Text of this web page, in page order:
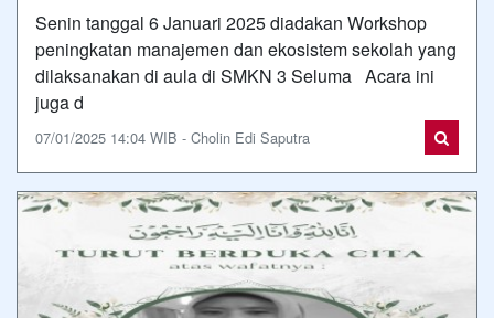
Senin tanggal 6 Januari 2025 diadakan Workshop
peningkatan manajemen dan ekosistem sekolah yang
dilaksanakan di aula di SMKN 3 Seluma Acara ini
juga d
07/01/2025 14:04 WIB - Cholin Edi Saputra